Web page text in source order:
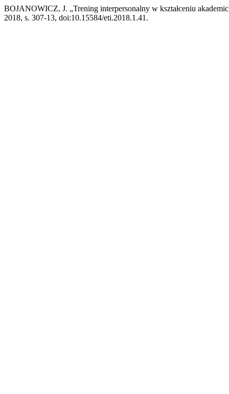
BOJANOWICZ, J. „Trening interpersonalny w kształceniu
2018, s. 307-13, doi:10.15584/eti.2018.1.41.